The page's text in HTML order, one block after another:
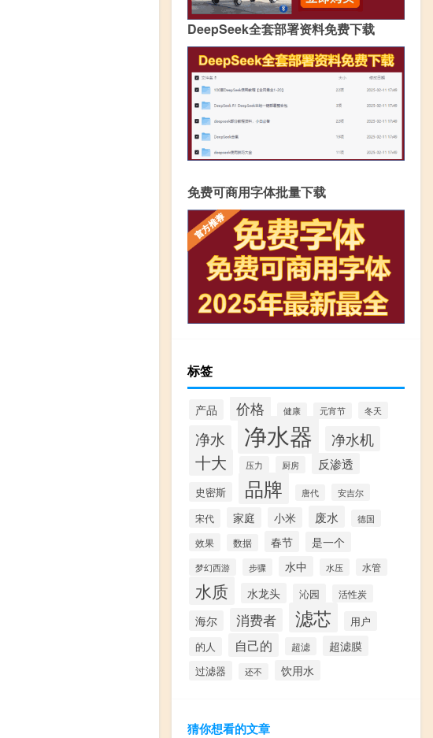
DeepSeek全套部署资料免费下载
免费可商用字体批量下载
标签
产品 价格 健康 元宵节 冬天
净水 净水器 净水机
十大 压力 厨房 反渗透
史密斯 品牌 唐代 安吉尔
宋代 家庭 小米 废水 德国
效果 数据 春节 是一个
梦幻西游 步骤 水中 水压 水管
水质 水龙头 沁园 活性炭
海尔 消费者 滤芯 用户
的人 自己的 超滤 超滤膜
过滤器 还不 饮用水
猜你想看的文章